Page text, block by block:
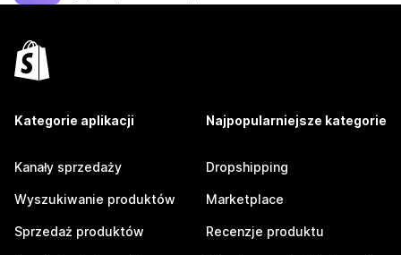
Kategorie aplikacji
Kanały sprzedaży
Wyszukiwanie produktów
Sprzedaż produktów
Najpopularniejsze kategorie
Dropshipping
Marketplace
Recenzje produktu